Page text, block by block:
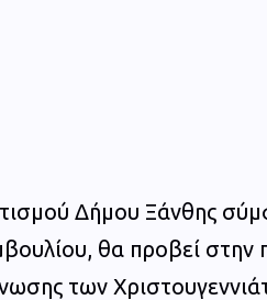
Δήμου Ξάνθης
θα προβεί
των